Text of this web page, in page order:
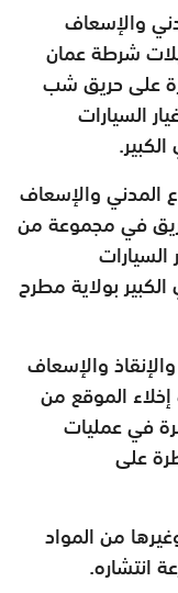
والإسعاف
شرطة عمان
على حريق شب
السيارات
المدني والإسعاف
في مجموعة من
بولاية مطرح
والإسعاف
الموقع من
في عمليات
على
من المواد
انتشاره.